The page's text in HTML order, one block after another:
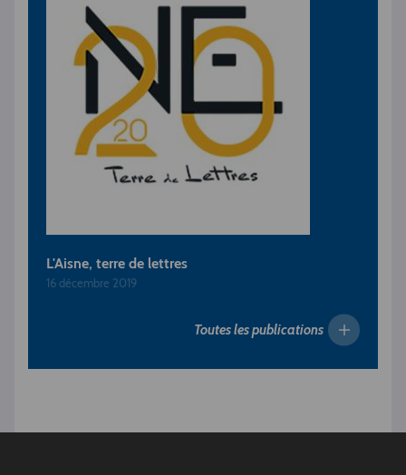
L'Aisne, terre de lettres
16 décembre 2019
Toutes les publications